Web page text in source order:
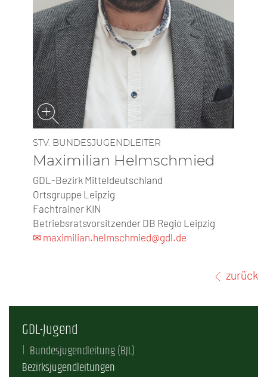
STV. BUNDESJUGENDLEITER
Maximilian Helmschmied
GDL-Bezirk Mitteldeutschland
Ortsgruppe Leipzig
Fachtrainer KIN
Betriebsratsvorsitzender DB Regio Leipzig
✉ maximilian.helmschmied@gdl.de
zurück
GDL-Jugend
Bundesjugendleitung (BJL)
Bezirksjugendleitungen